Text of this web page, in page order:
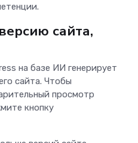
сайта,
на базе ИИ генерирует
сайта. Чтобы
просмотр
кнопку